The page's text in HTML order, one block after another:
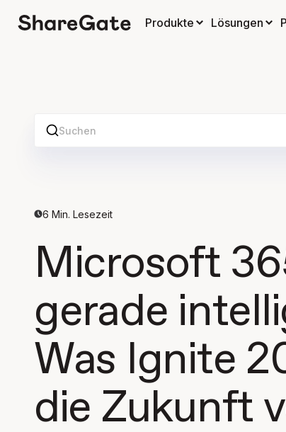
Produkte Lösungen
Suchen
6 Min. Lesezeit
Microsoft
gerade
Was Ignite
die Zukunft